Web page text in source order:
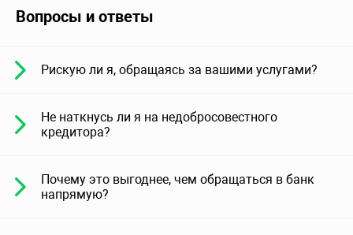
Вопросы и ответы
Рискую ли я, обращаясь за вашими услугами?
Не наткнусь ли я на недобросовестного
кредитора?
Почему это выгоднее, чем обращаться в банк
напрямую?